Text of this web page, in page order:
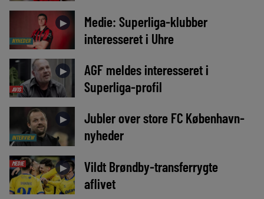
NYHEDER
►
Medie: Superliga-klubber
interesseret i Uhre
AVIS
►
AGF meldes interesseret i
Superliga-profil
INTERVIEW
►
Jubler over store FC København-
nyheder
MEDIE ►
Vildt Brøndby-transferrygte
aflivet